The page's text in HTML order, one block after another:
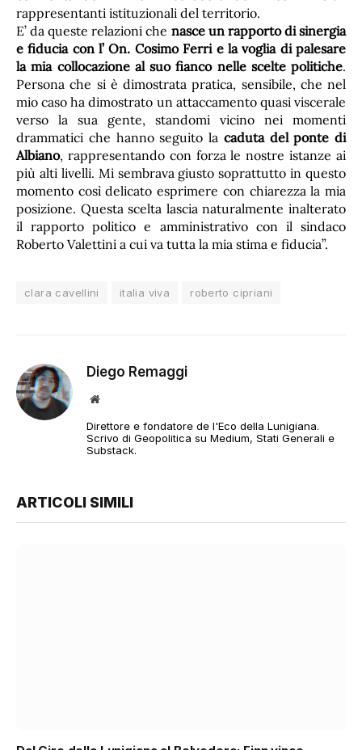
rappresentanti istituzionali del territorio.
E’ da queste relazioni che nasce un rapporto di sinergia
e fiducia con l’ On. Cosimo Ferri e la voglia di palesare
la mia collocazione al suo fianco nelle scelte politiche.
Persona che si è dimostrata pratica, sensibile, che nel
mio caso ha dimostrato un attaccamento quasi viscerale
verso la sua gente, standomi vicino nei momenti
drammatici che hanno seguito la caduta del ponte di
Albiano, rappresentando con forza le nostre istanze ai
più alti livelli. Mi sembrava giusto soprattutto in questo
momento così delicato esprimere con chiarezza la mia
posizione. Questa scelta lascia naturalmente inalterato
il rapporto politico e amministrativo con il sindaco
Roberto Valettini a cui va tutta la mia stima e fiducia”.
clara cavellini italia viva roberto cipriani
Diego Remaggi
Sito
Direttore e fondatore de l'Eco della Lunigiana.
Scrivo di Geopolitica su Medium, Stati Generali e
Substack.
ARTICOLI SIMILI